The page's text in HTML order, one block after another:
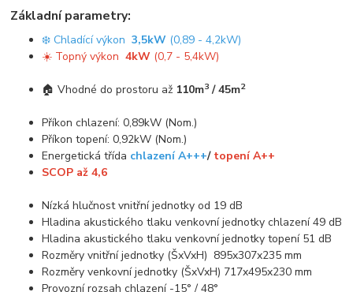
Základní parametry:
❄️ Chladící výkon3,5kW (0,89 - 4,2kW)
☀️ Topný výkon4kW (0,7 - 5,4kW)
🏠 Vhodné do prostoru až 110m3 / 45m2
Příkon chlazení: 0,89kW (Nom.)
Příkon topení: 0,92kW (Nom.)
Energetická třída chlazení A+++/ topení A++
SCOP až 4,6
Nízká hlučnost vnitřní jednotky od 19 dB
Hladina akustického tlaku venkovní jednotky chlazení 49 dB
Hladina akustického tlaku venkovní jednotky topení 51 dB
Rozměry vnitřní jednotky (ŠxVxH) 895x307x235 mm
Rozměry venkovní jednotky (ŠxVxH) 717x495x230 mm
Provozní rozsah chlazení -15° / 48°